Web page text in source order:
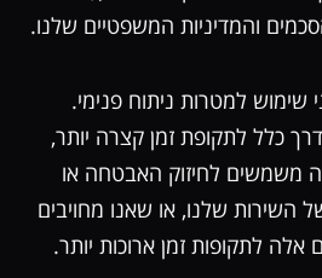
והמדיניות המשפטיים שלנו.
למטרות ניתוח פנימי.
כלל לתקופת זמן קצרה יותר,
משמשים לחיזוק האבטחה או
השירות שלנו, או שאנו מחויבים
אלה לתקופות זמן ארוכות יותר.